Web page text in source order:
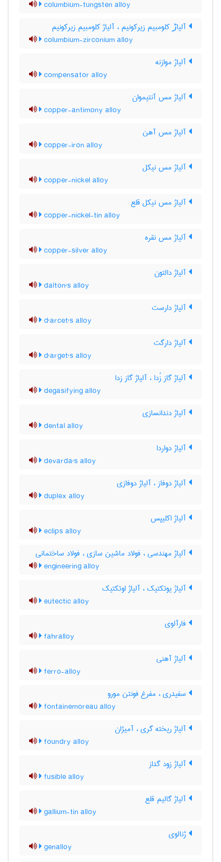
columbium-tungsten alloy
آلیاڑ کلومبیم زیرکونیم ، آلیاژ کلومبیم زیرکونیم
columbium-zirconium alloy
آلیاژ موازنه
compensator alloy
آلیاژ مس آنتیموان
copper-antimony alloy
آلیاژ مس آهن
copper-iron alloy
آلیاژ مس نیکل
copper-nickel alloy
آلیاژ مس نیکل قلع
copper-nickel-tin alloy
آلیاژ مس نقره
copper-silver alloy
آلیاژ دالتون
dalton's alloy
آلیاژ دارست
d'arcet's alloy
آلیاژ دارگت
d'arget's alloy
آلیاژ گاز زُدا ، آلیاژ گاز زدا
degasifying alloy
آلیاژ دندانسازی
dental alloy
آلیاژ دواردا
devarda's alloy
آلیاژ دوفاز ، آلیاژ دوفازی
duplex alloy
آلیاژ اکلیپس
eclips alloy
آلیاژ مهندسی ، فولاد ماشین سازی ، فولاد ساختمانی
engineering alloy
آلیاژ یوتکتیک ، آلیاژ اوتکتیک
eutectic alloy
فارآلوی
fahralloy
آلیاژ آهنی
ferro-alloy
سفیدری ، مفرغ فونتن مورو
fontainemoreau alloy
آلیاژ ریخته گری ، آمیژان
foundry alloy
آلیاژ زود گداز
fusible alloy
آلیاژ گالیم قلع
gallium-tin alloy
ژنالوی
genalloy